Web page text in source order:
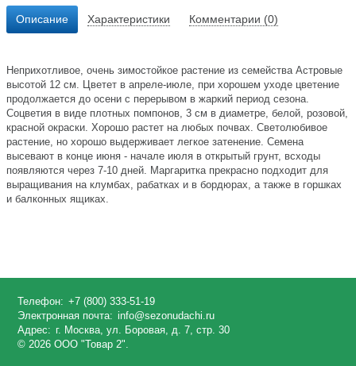
Описание Характеристики Комментарии (0)
Неприхотливое, очень зимостойкое растение из семейства Астровые
высотой 12 см. Цветет в апреле-июле, при хорошем уходе цветение
продолжается до осени с перерывом в жаркий период сезона.
Соцветия в виде плотных помпонов, 3 см в диаметре, белой, розовой,
красной окраски. Хорошо растет на любых почвах. Светолюбивое
растение, но хорошо выдерживает легкое затенение. Семена
высевают в конце июня - начале июля в открытый грунт, всходы
появляются через 7-10 дней. Маргаритка прекрасно подходит для
выращивания на клумбах, рабатках и в бордюрах, а также в горшках
и балконных ящиках.
Телефон: +7 (800) 333-51-19
Электронная почта: info@sezonudachi.ru
Адрес: г. Москва, ул. Боровая, д. 7, стр. 30
© 2026 ООО "Товар 2".